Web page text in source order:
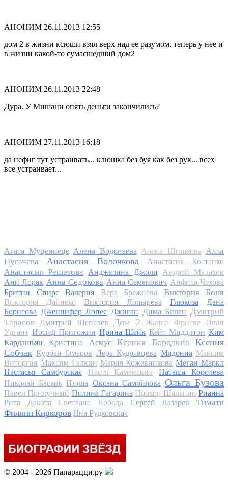
АНОНИМ 26.11.2013 12:55
дом 2 в жизни ксюши взял верх над ее разумом. теперь у нее и
в жизни какой-то сумасшедший дом2
АНОНИМ 26.11.2013 22:48
Дура. У Мишани опять деньги закончились?
АНОНИМ 27.11.2013 16:18
да нефиг тут устраивать... клюшка без буя как без рук... всех
все устраивает...
Агата Муцениеце Алена Водонаева Алена Шишкова Алла
Пугачева
Анастасия Волочкова Анастасия Костенко
Анастасия Решетова Анджелина Джоли
Андрей Малахов
Ани Лорак Анна Седокова Анна Семенович Анфиса Чехова
Бритни Спирс
Валерия Вера Брежнева Виктория Боня
Виктория Дайнеко Виктория Лопырева Глюкоза
Дана
Борисова Дженнифер Лопес Джиган Дима Билан Дмитрий
Тарасов
Дмитрий Шепелев Дом 2 Жанна Фриске
Иван
Ургант Иосиф Пригожин Ирина Шейк Кейт Миддлтон Ким
Кардашьян
Кристина Асмус Ксения Бородина
Ксения
Собчак Курбан Омаров Лера Кудрявцева Мадонна Максим
Виторган Максим Галкин Мария Кожевникова Меган Маркл
Настасья Самбурская
Настя Каменских
Наташа Королева
Николай Басков Нюша Оксана Самойлова Ольга Бузова
Павел Прилучный Полина Гагарина Прохор Шаляпин Рианна
Рита Дакота
Светлана Лобода Сергей Лазарев
Тимати
Филипп Киркоров Яна Рудковская
© 2004 - 2026 Папарацци.ру